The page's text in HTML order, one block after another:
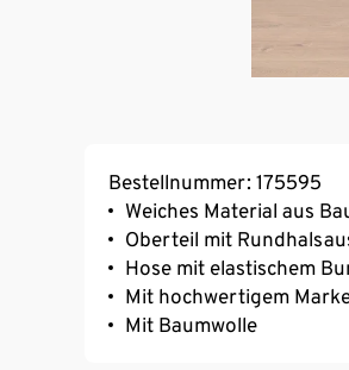
Bestellnummer: 175595
Weiches Material aus
Oberteil mit
Hose mit elastischem
Mit hochwertigem
Mit Baumwolle